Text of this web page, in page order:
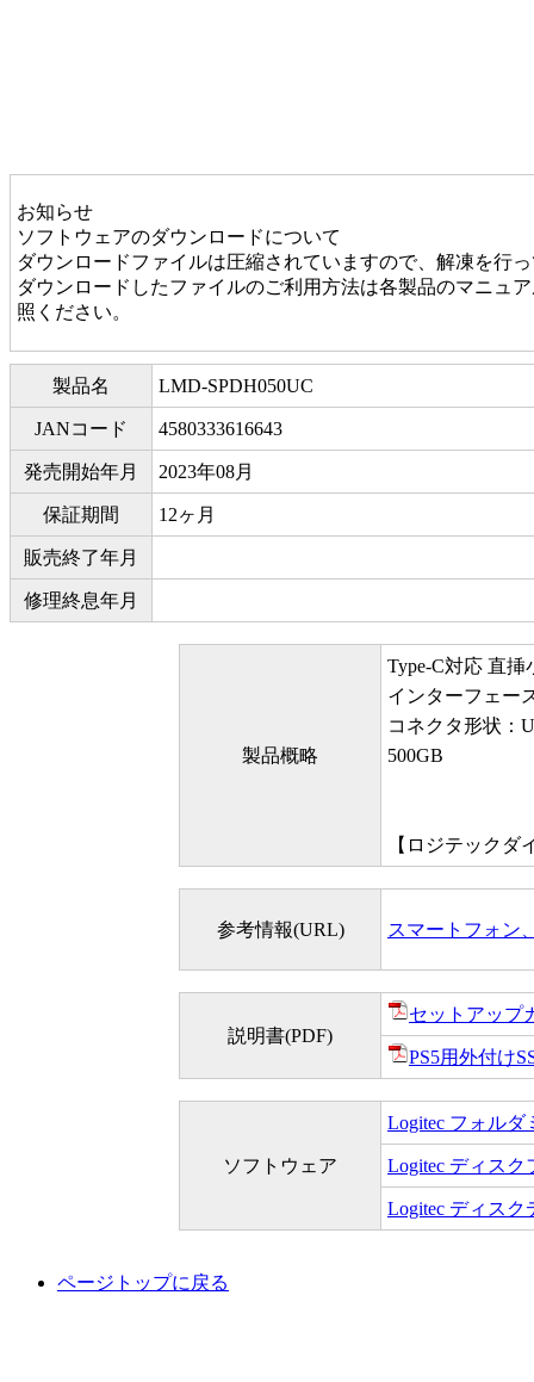
お知らせ
ソフトウェアのダウンロードについて
ダウンロードファイルは圧縮されていますので、解凍を行
ダウンロードしたファイルのご利用方法は各製品のマニュ
照ください。
製品名 LMD-SPDH050UC
JANコード 4580333616643
発売開始年月 2023年08月
保証期間 12ヶ月
販売終了年月
修理終息年月
製品概略
Type-C対応 直挿
インターフェー
コネクタ形状：
500GB
【ロジテックダ
参考情報(URL) スマートフォン
説明書(PDF)
セットアップ
PS5用外付け
ソフトウェア
Logitec フォル
Logitec ディスク
Logitec ディス
ページトップに戻る